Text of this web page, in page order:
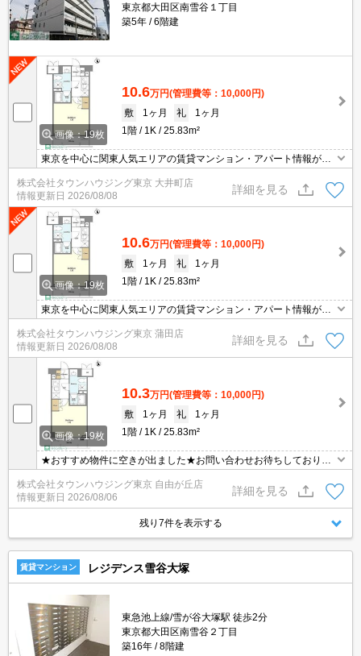
東京都大田区南雪谷１丁目
築5年
6階建
画像：19枚
10.6万円(管理費等：10,000円)
敷
1ヶ月 礼
1ヶ月
1階
1K 25.83m²
東京を中心に関東人気エリアの賃貸マンション・アパート情報が豊
アパートをお探しします！
株式会社タウンハウジング東京 大井町店
情報更新日 2026/08/08
詳細を見る
画像：19枚
10.6万円(管理費等：10,000円)
敷
1ヶ月 礼
1ヶ月
1階
1K 25.83m²
東京を中心に関東人気エリアの賃貸マンション・アパート情報が豊
ション・アパートをお探しします！
株式会社タウンハウジング東京 蒲田店
情報更新日 2026/08/08
詳細を見る
画像：19枚
10.3万円(管理費等：10,000円)
敷
1ヶ月 礼
1ヶ月
1階
1K 25.83m²
★おすすめ物件に空きが出ました★お問い合わせお待ちしておりま
株式会社タウンハウジング東京 自由が丘店
情報更新日 2026/08/06
詳細を見る
残り7件を表示する
賃貸マンション レジデンス雪谷大塚
東急池上線/雪が谷大塚駅 徒歩2分
東京都大田区南雪谷２丁目
築16年
8階建